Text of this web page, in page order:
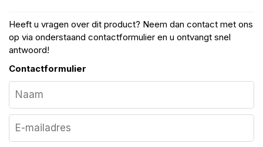
Heeft u vragen over dit product? Neem dan contact met ons
op via onderstaand contactformulier en u ontvangt snel
antwoord!
Contactformulier